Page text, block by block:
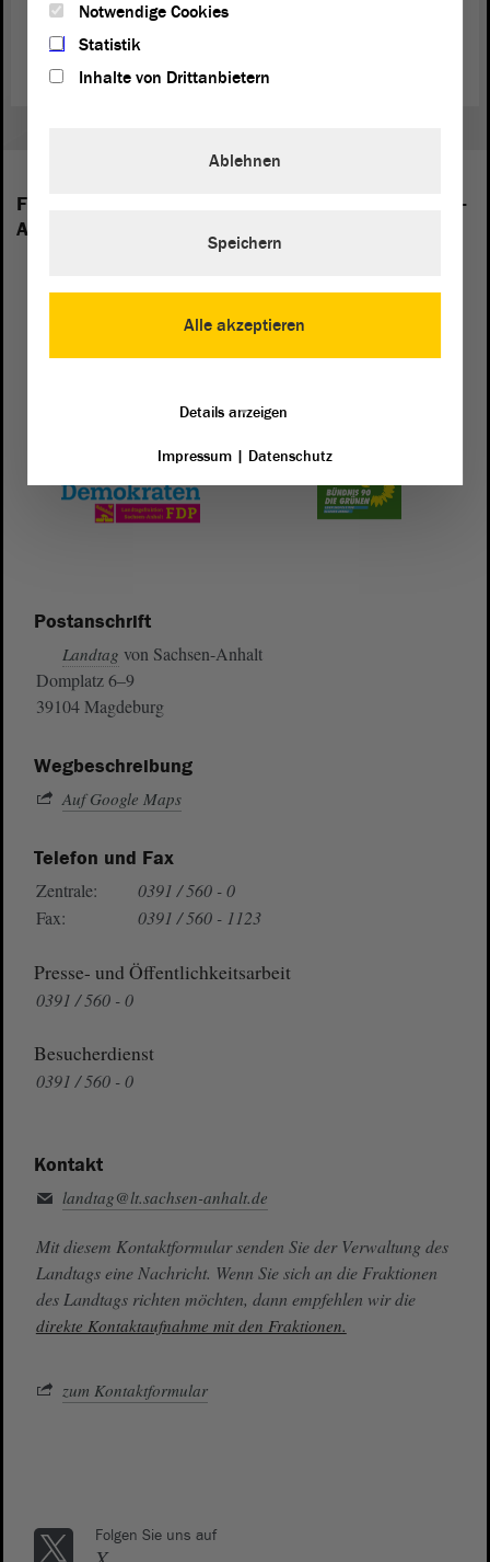
Zurück zur Landtagssitzung
Folgende Fraktionen sind im Landtag von Sachsen-
Anhalt vertreten:
Postanschrift
Landtag von Sachsen-Anhalt
Domplatz 6–9
39104 Magdeburg
Wegbeschreibung
Auf Google Maps
Telefon und Fax
Zentrale:
0391 / 560 - 0
Fax:
0391 / 560 - 1123
Presse- und Öffentlichkeitsarbeit
0391 / 560 - 0
Besucherdienst
0391 / 560 - 0
Kontakt
landtag@lt.sachsen-anhalt.de
Mit diesem Kontaktformular senden Sie der Verwaltung des
Landtags eine Nachricht. Wenn Sie sich an die Fraktionen
des Landtags richten möchten, dann empfehlen wir die
direkte Kontaktaufnahme mit den Fraktionen.
zum Kontaktformular
Folgen Sie uns auf
Notwendige Cookies
Statistik
Inhalte von Drittanbietern
Alle akzeptieren
Ablehnen
Speichern
Details anzeigen
Impressum| Datenschutz